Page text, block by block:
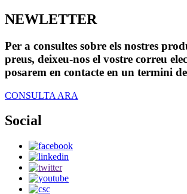
NEWLETTER
Per a consultes sobre els nostres
preus, deixeu-nos el vostre correu
posarem en contacte en un termini
CONSULTA ARA
Social